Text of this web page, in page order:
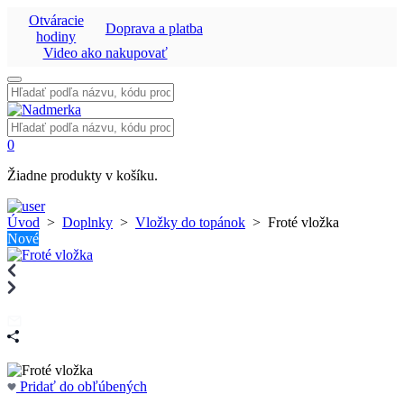
Otváracie
hodiny
Doprava a platba
Video ako nakupovať
Vyhľadať:
Vyhľadať:
0
Žiadne produkty v košíku.
Úvod > Doplnky > Vložky do topánok > Froté vložka
Nové
Pridať do obľúbených